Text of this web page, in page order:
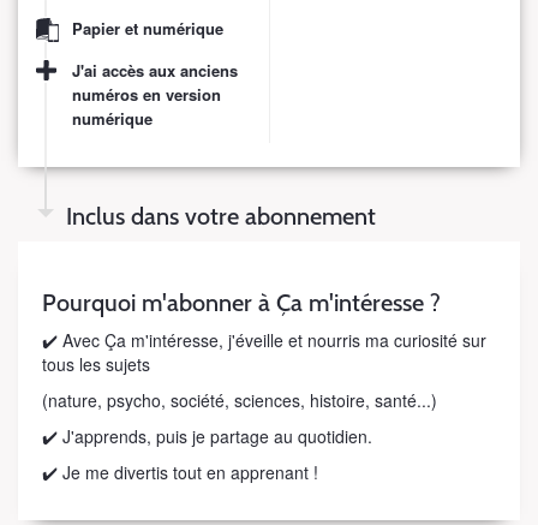
Papier et numérique
J'ai accès aux anciens
numéros en version
numérique
Inclus dans votre abonnement
Pourquoi m'abonner à Ça m'intéresse ?
✔️ Avec Ça m'intéresse, j'éveille et nourris ma curiosité sur
tous les sujets
(nature, psycho, société, sciences, histoire, santé...)
✔️ J'apprends, puis je partage au quotidien.
✔️ Je me divertis tout en apprenant !